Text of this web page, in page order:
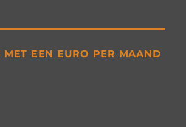
MET EEN EURO PER MAAND